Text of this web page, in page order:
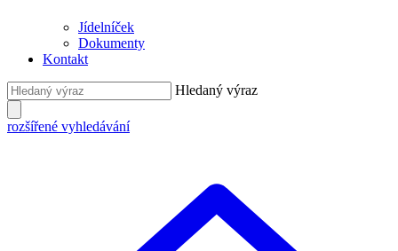
Jídelníček
Dokumenty
Kontakt
Hledaný výraz
rozšířené vyhledávání